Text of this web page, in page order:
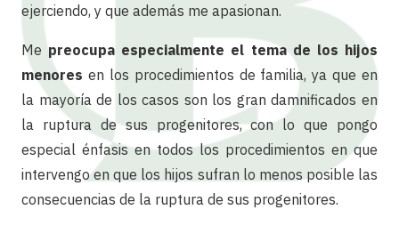
ejerciendo, y que además me apasionan.
Me preocupa especialmente el tema de los hijos
menores en los procedimientos de familia, ya que en
la mayoría de los casos son los gran damnificados en
la ruptura de sus progenitores, con lo que pongo
especial énfasis en todos los procedimientos en que
intervengo en que los hijos sufran lo menos posible las
consecuencias de la ruptura de sus progenitores.